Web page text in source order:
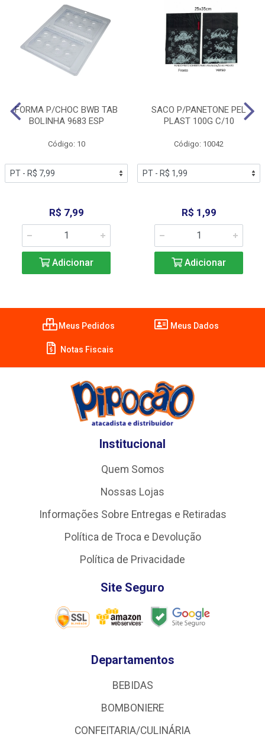
FORMA P/CHOC BWB TAB
BOLINHA 9683 ESP
Código: 10
R$ 7,99
Adicionar
SACO P/PANETONE PEL
PLAST 100G C/10
Código: 10042
R$ 1,99
Adicionar
Meus Pedidos Meus Dados
Notas Fiscais
Institucional
Quem Somos
Nossas Lojas
Informações Sobre Entregas e Retiradas
Política de Troca e Devolução
Política de Privacidade
Site Seguro
Departamentos
BEBIDAS
BOMBONIERE
CONFEITARIA/CULINÁRIA